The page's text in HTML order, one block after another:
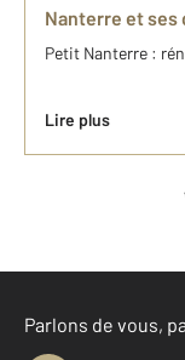
Nanterre et ses
Petit Nanterre :
Lire plus
Parlons de vous,